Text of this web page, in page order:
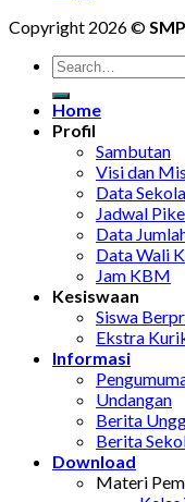
Copyright 2026 ©
Home
Profil
Sambutan
Visi dan
Data
Jadwal
Data
Data Wali
Jam KBM
Kesiswaan
Siswa
Ekstra
Informasi
Undangan
Berita
Berita
Download
Materi